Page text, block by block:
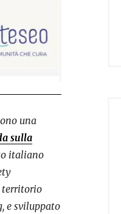
una
sulla
italiano
territorio
e sviluppato